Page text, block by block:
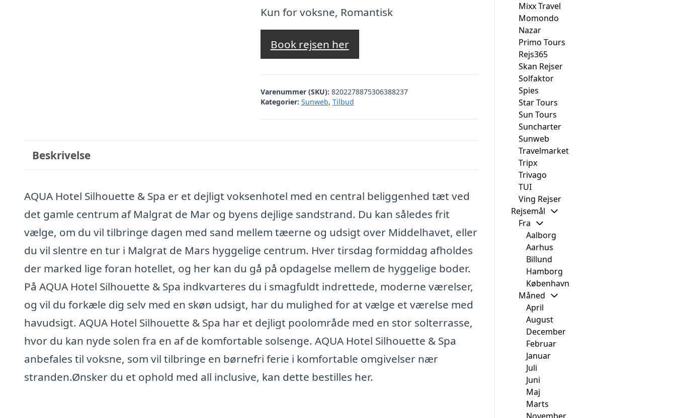
pris
var:
kr. 2.444,73.
Kun for voksne, Romantisk
Book rejsen her
Varenummer (SKU): 8202278875306388237
Kategorier: Sunweb, Tilbud
Beskrivelse
AQUA Hotel Silhouette & Spa er et dejligt voksenhotel med en central beliggenhed tæt ved
det gamle centrum af Malgrat de Mar og byens dejlige sandstrand. Du kan således frit
vælge, om du vil tilbringe dagen med sand mellem tæerne og udsigt over Middelhavet, eller
du vil slentre en tur i Malgrat de Mars hyggelige centrum. Hver tirsdag formiddag afholdes
der marked lige foran hotellet, og her kan du gå på opdagelse mellem de hyggelige boder.
På AQUA Hotel Silhouette & Spa indkvarteres du i smagfuldt indrettede, moderne værelser,
og vil du forkæle dig selv med en skøn udsigt, har du mulighed for at vælge et værelse med
havudsigt. AQUA Hotel Silhouette & Spa har et dejligt poolområde med en stor solterrasse,
hvor du kan nyde solen fra en af de komfortable solsenge. AQUA Hotel Silhouette & Spa
anbefales til voksne, som vil tilbringe en børnefri ferie i komfortable omgivelser nær
stranden.Ønsker du et ophold med all inclusive, kan dette bestilles her.
Mixx Travel
Momondo
Nazar
Primo Tours
Rejs365
Skan Rejser
Solfaktor
Spies
Star Tours
Sun Tours
Suncharter
Sunweb
Travelmarket
Tripx
Trivago
TUI
Ving Rejser
Rejsemål
Fra
Aalborg
Aarhus
Billund
Hamborg
København
Måned
April
August
December
Februar
Januar
Juli
Juni
Maj
Marts